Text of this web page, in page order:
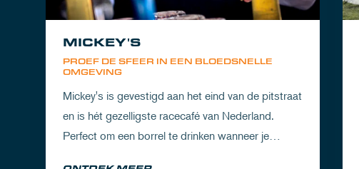
PROEF DE SFEER IN EEN BLOEDSNELLE
OMGEVING
MICKEY'S
Mickey's is gevestigd aan het eind van de pitstraat
en is hét gezelligste racecafé van Nederland.
Perfect om een borrel te drinken wanneer je